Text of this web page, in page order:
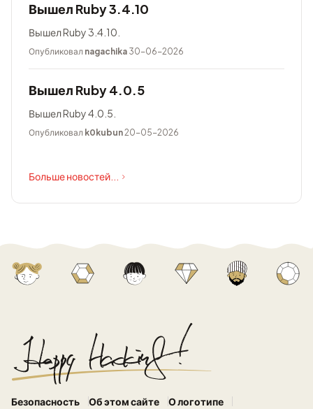
Вышел Ruby 3.4.10
Вышел Ruby 3.4.10.
Опубликовал nagachika 30-06-2026
Вышел Ruby 4.0.5
Вышел Ruby 4.0.5.
Опубликовал k0kubun20-05-2026
Больше новостей...
Безопасность Об этом сайте О логотипе